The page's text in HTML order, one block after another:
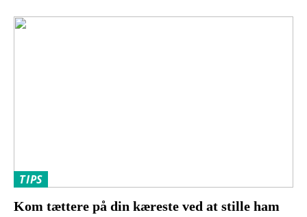
TIPS
Kom tættere på din kæreste ved at stille ham